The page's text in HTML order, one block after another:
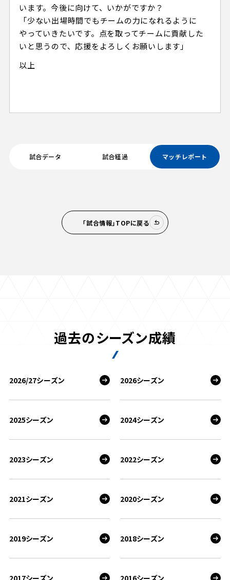
います。今後に向けて、いかがですか？
「少ない出場時間でもチームの力になれるように
やっていきたいです。点を取ってチームに貢献した
いと思うので、応援をよろしくお願いします」
以上
試合データ 試合経過 マッチレポート
「試合情報」TOPに戻る
過去のシーズン成績
2026/27シーズン 2026シーズン
2025シーズン 2024シーズン
2023シーズン 2022シーズン
2021シーズン 2020シーズン
2019シーズン 2018シーズン
2017シーズン 2016シーズン